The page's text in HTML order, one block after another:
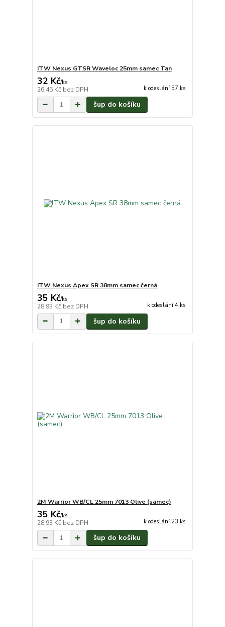
ITW Nexus GTSR Waveloc 25mm samec Tan
32 Kč/ks
26,45 Kč bez DPH k odeslání 57 ks
šup do košíku
ITW Nexus Apex SR 38mm samec černá
35 Kč/ks
28,93 Kč bez DPH k odeslání 4 ks
šup do košíku
2M Warrior WB/CL 25mm 7013 Olive (samec)
35 Kč/ks
28,93 Kč bez DPH k odeslání 23 ks
šup do košíku